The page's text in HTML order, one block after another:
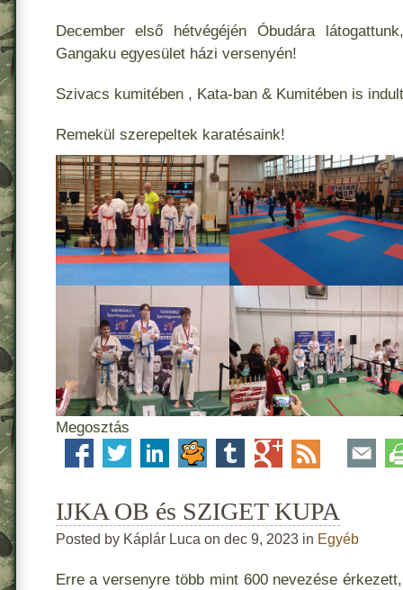
December első hétvégéjén Óbudára
Gangaku egyesület házi versenyén!
Szivacs kumitében , Kata-ban & Kumitében is
Remekül szerepeltek karatésaink!
Megosztás
IJKA OB és SZIGET KUPA
Posted by Káplár Luca on dec 9, 2023 in Egyéb
Erre a versenyre több mint 600 nevezése